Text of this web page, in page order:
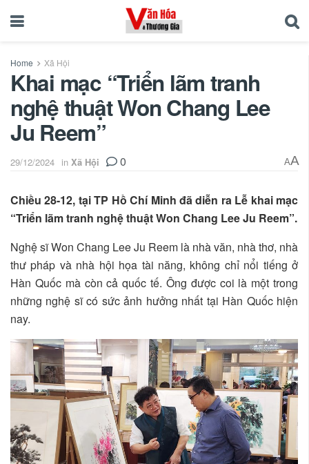
Home Xã Hội
Khai mạc “Triển lãm tranh
nghệ thuật Won Chang Lee
Ju Reem”
29/12/2024 in Xã Hội 0 AA
Chiều 28-12, tại TP Hồ Chí Minh đã diễn ra Lễ khai mạc
“Triển lãm tranh nghệ thuật Won Chang Lee Ju Reem”.
Nghệ sĩ Won Chang Lee Ju Reem là nhà văn, nhà thơ, nhà
thư pháp và nhà hội họa tài năng, không chỉ nổi tiếng ở
Hàn Quốc mà còn cả quốc tế. Ông được coi là một trong
những nghệ sĩ có sức ảnh hưởng nhất tại Hàn Quốc hiện
nay.